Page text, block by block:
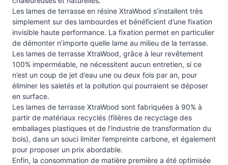
Les lames de terrasse en résine XtraWood s’installent très
simplement sur des lambourdes et bénéficient d’une fixation
invisible haute performance. La fixation permet en particulier
de démonter n’importe quelle lame au milieu de la terrasse.
Les lames de terrasse XtraWood, grâce à leur revêtement
100% imperméable, ne nécessitent aucun entretien, si ce
n’est un coup de jet d’eau une ou deux fois par an, pour
éliminer les saletés et la pollution qui pourraient se déposer
en surface.
Les lames de terrasse XtraWood sont fabriquées à 90% à
partir de matériaux recyclés (filières de recyclage des
emballages plastiques et de l’industrie de transformation du
bois), dans un souci limiter l’empreinte carbone, et également
pour proposer un prix abordable.
Enfin, la consommation de matière première a été optimisée